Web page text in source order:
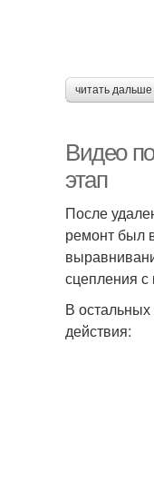
читать
Видео
этап
После
ремонт был
сцепления
В
действия: